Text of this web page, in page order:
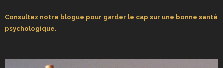
Consultez notre blogue pour garder le cap sur une bonne santé
psychologique.